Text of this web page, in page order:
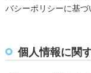
バシーポリシーに基づ
個人情報に関